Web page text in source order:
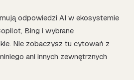
odpowiedzi AI w ekosystemie
Bing i wybrane
Nie zobaczysz tu cytowań z
ani innych zewnętrznych